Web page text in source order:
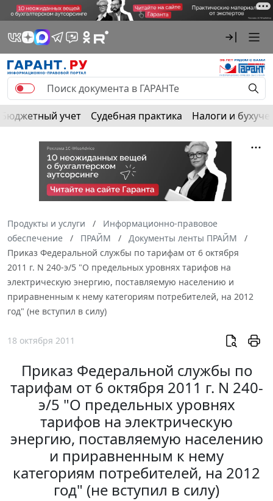
Бюджетный учет Судебная практика Налоги и
Продукты и услуги
Информационно-правовое
обеспечение
ПРАЙМ
Документы ленты ПРАЙМ
Приказ Федеральной службы по тарифам от 6 октября
2011 г. N 240-э/5 "О предельных уровнях тарифов на
электрическую энергию, поставляемую населению и
приравненным к нему категориям потребителей, на 2012
год" (не вступил в силу)
18 октября 2011
Приказ Федеральной службы по
тарифам от 6 октября 2011 г. N 240-
э/5 "О предельных уровнях
тарифов на электрическую
энергию, поставляемую населению
и приравненным к нему
категориям потребителей, на 2012
год" (не вступил в силу)